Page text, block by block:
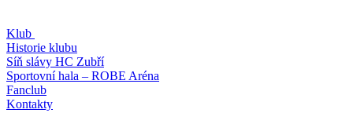
Klub
Historie klubu
Síň slávy HC Zubří
Sportovní hala – ROBE Aréna
Fanclub
Kontakty